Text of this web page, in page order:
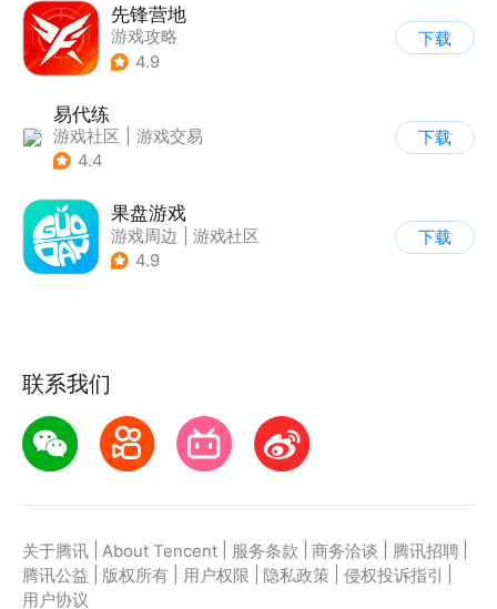
先锋营地
游戏攻略
4.9
下载
易代练
游戏社区
游戏交易
| 游戏攻略
4.4
下载
果盘游戏
游戏周边
游戏社区
4.9
下载
联系我们
关于腾讯 About Tencent 服务条款 商务洽谈 腾讯招聘
腾讯公益
版权所有 用户权限 隐私政策 侵权投诉指引
用户协议